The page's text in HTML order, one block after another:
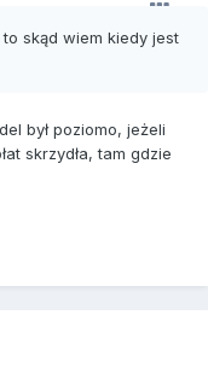
skąd wiem kiedy jest
był poziomo, jeżeli
skrzydła, tam gdzie